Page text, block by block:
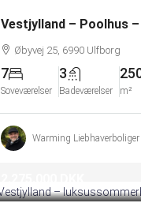
Vestjylland – Poolhus
Øbyvej 25, 6990 Ulfborg
7
Soveværelser
3
Badeværelser m²
Warming Liebhaverboliger